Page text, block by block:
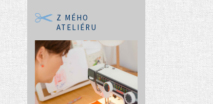
Z MÉHO
ATELIÉRU